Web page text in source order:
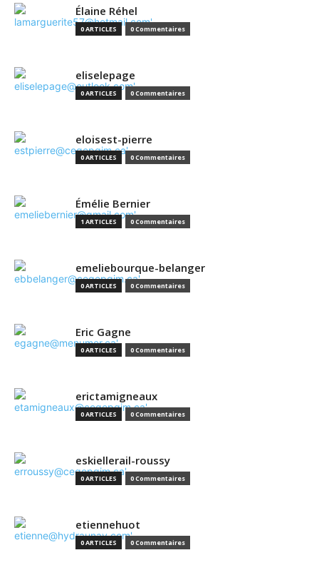
Élaine Réhel
0 ARTICLES 0 Commentaires
eliselepage
0 ARTICLES 0 Commentaires
eloisest-pierre
0 ARTICLES 0 Commentaires
Émélie Bernier
1 ARTICLES 0 Commentaires
emeliebourque-belanger
0 ARTICLES 0 Commentaires
Eric Gagne
0 ARTICLES 0 Commentaires
erictamigneaux
0 ARTICLES 0 Commentaires
eskiellerail-roussy
0 ARTICLES 0 Commentaires
etiennehuot
0 ARTICLES 0 Commentaires